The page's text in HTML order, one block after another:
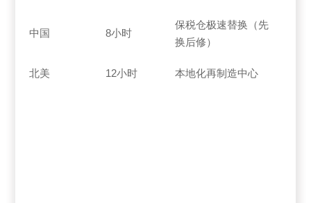
中国 8小时
保税仓极速替换（先
换后修）
北美 12小时 本地化再制造中心